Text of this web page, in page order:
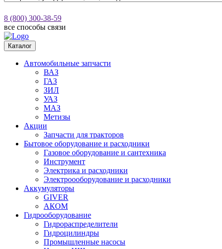
8 (800) 300-38-59
все способы связи
Каталог
Автомобильные запчасти
ВАЗ
ГАЗ
ЗИЛ
УАЗ
МАЗ
Метизы
Акции
Запчасти для тракторов
Бытовое оборудование и расходники
Газовое оборудование и сантехника
Инструмент
Электрика и расходники
Электроооборудование и расходники
Аккумуляторы
GIVER
АКОМ
Гидрооборудование
Гидрораспределители
Гидроцилиндры
Промышленные насосы